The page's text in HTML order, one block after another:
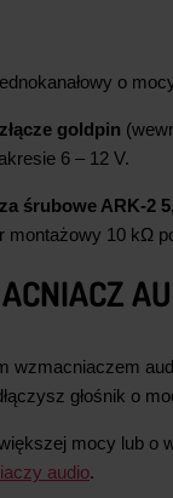
o
złącze goldpin
6 – 12 V.
śrubowe ARK-2
10 kΩ
wzmacniaczem
głośnik o
mocy lub o
audio.